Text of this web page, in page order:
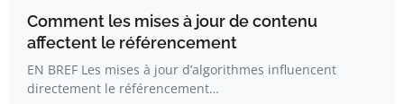
Comment les mises à jour de contenu
affectent le référencement
EN BREF Les mises à jour d’algorithmes influencent
directement le référencement…